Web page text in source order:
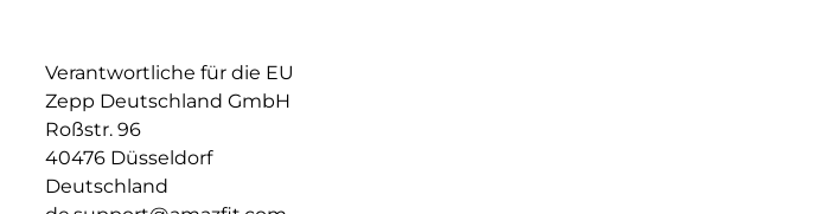
Verantwortliche für die EU
Zepp Deutschland GmbH
Roßstr. 96
40476 Düsseldorf
Deutschland